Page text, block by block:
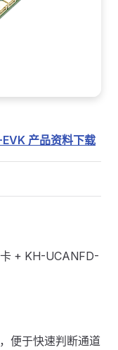
产品资料下载
+ KH-UCANFD-
便于快速判断通道